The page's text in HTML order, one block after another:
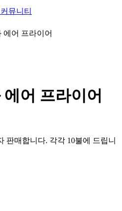
커뮤니티
에어 프라이어
어 프라이어
판매합니다. 각각 10불에 드립니